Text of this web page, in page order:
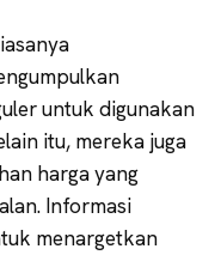
untuk digunakan
itu, mereka juga
harga yang
Informasi
menargetkan